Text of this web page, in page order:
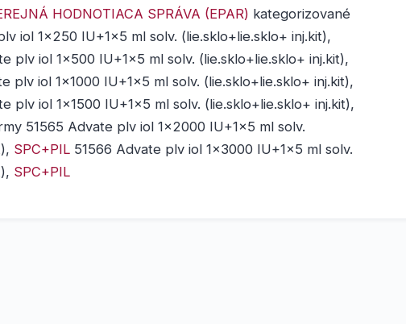
HODNOTIACA SPRÁVA (EPAR) kategorizované
iol 1x250 IU+1x5 ml solv. (lie.sklo+lie.sklo+ inj.kit),
plv iol 1x500 IU+1x5 ml solv. (lie.sklo+lie.sklo+ inj.kit),
plv iol 1x1000 IU+1x5 ml solv. (lie.sklo+lie.sklo+ inj.kit),
plv iol 1x1500 IU+1x5 ml solv. (lie.sklo+lie.sklo+ inj.kit),
51565 Advate plv iol 1x2000 IU+1x5 ml solv.
SPC+PIL 51566 Advate plv iol 1x3000 IU+1x5 ml solv.
SPC+PIL